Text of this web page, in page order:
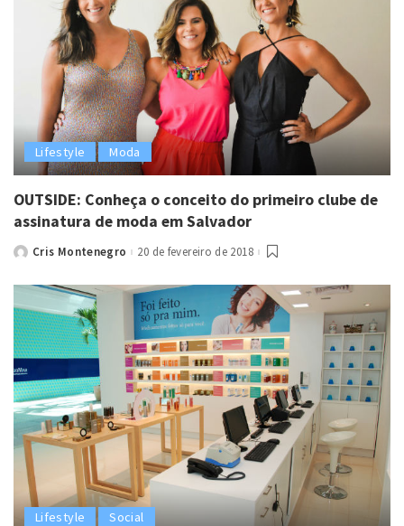
Lifestyle Moda
OUTSIDE: Conheça o conceito do primeiro clube de
assinatura de moda em Salvador
PostedCris Montenegro 20 de fevereiro de 2018
Lifestyle Social